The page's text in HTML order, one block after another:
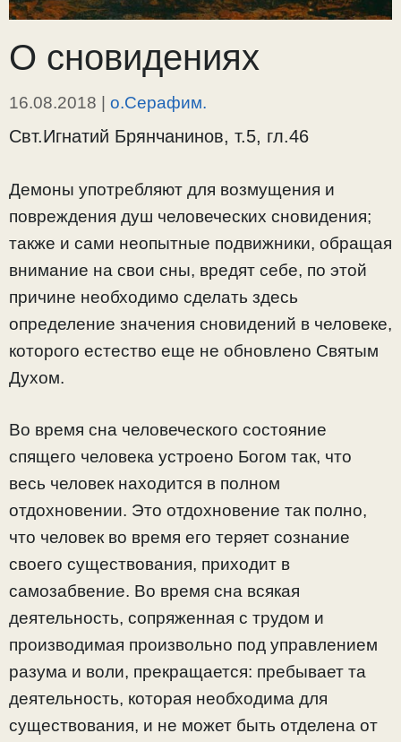
О сновидениях
16.08.2018 | о.Серафим.
Свт.Игнатий Брянчанинов, т.5, гл.46
Демоны употребляют для возмущения и
повреждения душ человеческих сновидения;
также и сами неопытные подвижники, обращая
внимание на свои сны, вредят себе, по этой
причине необходимо сделать здесь
определение значения сновидений в человеке,
которого естество еще не обновлено Святым
Духом.
Во время сна человеческого состояние
спящего человека устроено Богом так, что
весь человек находится в полном
отдохновении. Это отдохновение так полно,
что человек во время его теряет сознание
своего существования, приходит в
самозабвение. Во время сна всякая
деятельность, сопряженная с трудом и
производимая произвольно под управлением
разума и воли, прекращается: пребывает та
деятельность, которая необходима для
существования, и не может быть отделена от